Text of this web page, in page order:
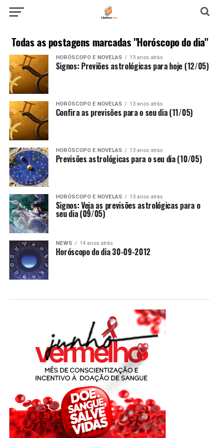
Todas as postagens marcadas "Horóscopo do dia"
HORÓSCOPO E NOVELAS 13 anos atrás
Signos: Previões astrológicas para hoje (12/05)
HORÓSCOPO E NOVELAS 13 anos atrás
Confira as previsões para o seu dia (11/05)
HORÓSCOPO E NOVELAS 13 anos atrás
Previsões astrológicas para o seu dia (10/05)
HORÓSCOPO E NOVELAS 13 anos atrás
Signos: Veja as previsões astrológicas para o
seu dia (09/05)
NEWS 14 anos atrás
Horóscopo do dia 30-09-2012